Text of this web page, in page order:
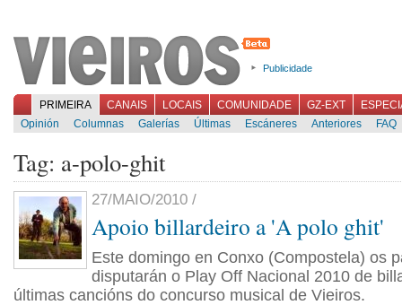
Publicidade
PRIMEIRA CANAIS LOCAIS COMUNIDADE GZ-EXT
Opinión
Columnas Galerías Últimas Escáneres Anteriores FAQ
Tag: a-polo-ghit
27/MAIO/2010 /
Apoio billardeiro a 'A polo ghit'
Este domingo en Conxo (Compostela) os
disputarán o Play Off Nacional 2010 de
últimas cancións do concurso musical de Vieiros.